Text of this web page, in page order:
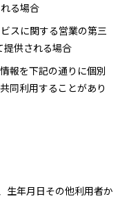
る場合
スに関する営業の第三
提供される場合
報を下記の通りに個別
同利用することがあり
生年月日その他利用者か